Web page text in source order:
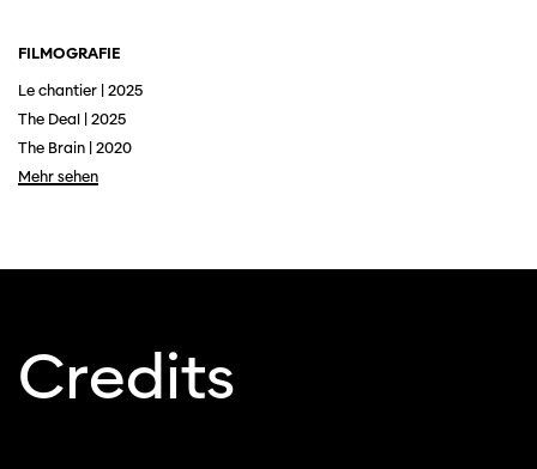
FILMOGRAFIE
Le chantier | 2025
The Deal | 2025
The Brain | 2020
Mehr sehen
Credits